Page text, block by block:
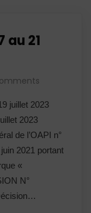
au 21
juillet 2023
2023
de l’OAPI n°
2021 portant
«
N°